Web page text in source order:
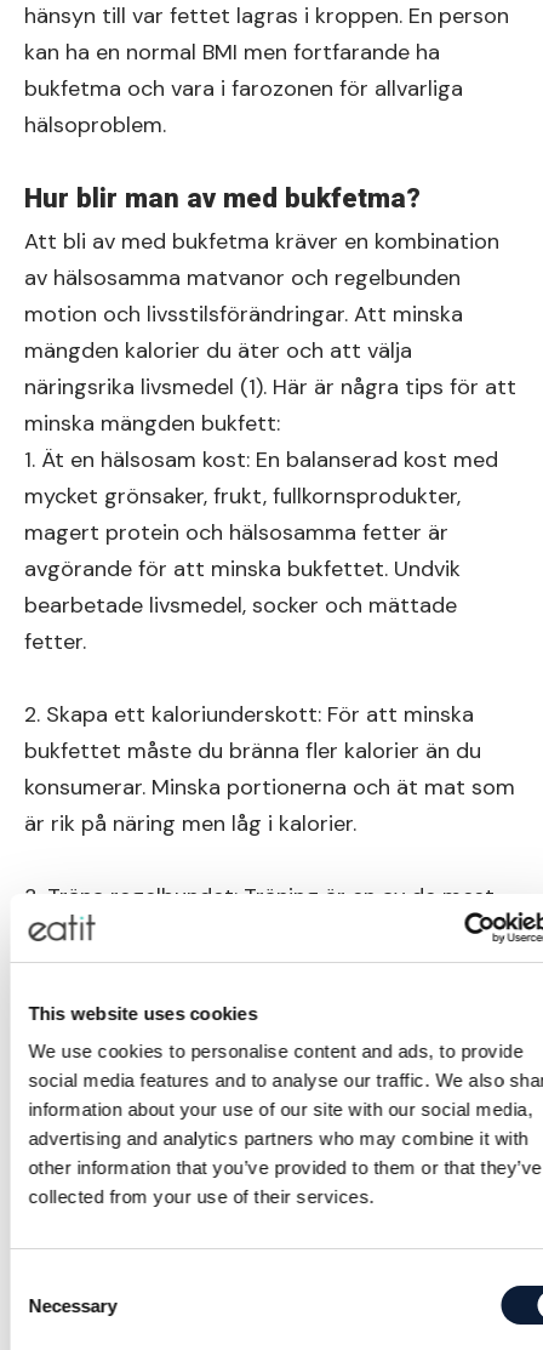
This website uses cookies
We use cookies to personalise content and ads, to provide
social media features and to analyse our traffic. We also
information about your use of our site with our social media,
advertising and analytics partners who may combine it with
other information that you’ve provided to them or that they’ve
collected from your use of their services.
Selection
Necessary
hänsyn till var fettet lagras i kroppen. En person
kan ha en normal BMI men fortfarande ha
bukfetma och vara i farozonen för allvarliga
hälsoproblem.
Hur blir man av med bukfetma?
Att bli av med bukfetma kräver en kombination
av hälsosamma matvanor och regelbunden
motion och livsstilsförändringar. Att minska
mängden kalorier du äter och att välja
näringsrika livsmedel (1). Här är några tips för att
minska mängden bukfett:
1. Ät en hälsosam kost: En balanserad kost med
mycket grönsaker, frukt, fullkornsprodukter,
magert protein och hälsosamma fetter är
avgörande för att minska bukfettet. Undvik
bearbetade livsmedel, socker och mättade
fetter.
2. Skapa ett kaloriunderskott: För att minska
bukfettet måste du bränna fler kalorier än du
konsumerar. Minska portionerna och ät mat som
är rik på näring men låg i kalorier.
3. Träna regelbundet: Träning är en av de mest
effektiva sätten att minska bukfettet.
Konditions- och styrketräning hjälper till att öka
förbränningen och bygga muskler.
4. Minska stressnivåerna: Höga stressnivåer kan
öka mängden bukfett. Hitta sätt att minska
stressen i ditt liv, såsom yoga, meditation eller
avslappningsövningar.
hormoner som reglerar aptit och